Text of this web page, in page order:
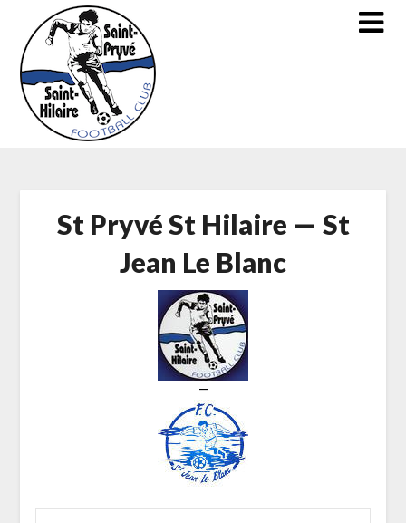
content
St Pryvé St Hilaire — St
Jean Le Blanc
—